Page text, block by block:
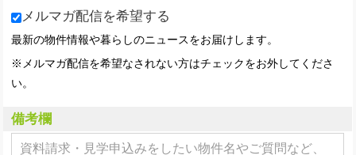
メルマガ配信を希望する
最新の物件情報や暮らしのニュースをお届けします。
※メルマガ配信を希望なされない方はチェックをお外してくださ
い。
備考欄